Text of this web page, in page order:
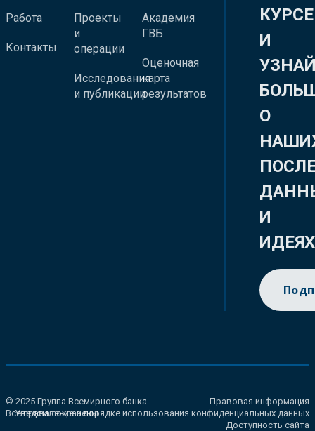
Работа
Контакты
Проекты
и
операции
Исследования
и публикации
Академия
ГВБ
Оценочная
карта
результатов
КУРСЕ
И
О
И
ИДЕЯХ
© 2025 Группа Всемирного банка.
Все права сохранены.
Правовая информация
Уведомление о порядке использования конфиденциальных данных
Доступность сайта